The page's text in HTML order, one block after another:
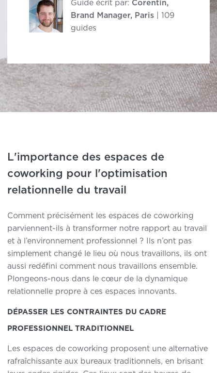
Guide écrit par: Corentin,
Brand Manager, Paris | 109
guides
L'importance des espaces de
coworking pour l'optimisation
relationnelle du travail
Comment précisément les espaces de coworking
parviennent-ils à transformer notre rapport au travail
et à l’environnement professionnel ? Ils n’ont pas
simplement changé le lieu où nous travaillons, ils ont
aussi redéfini comment nous travaillons ensemble.
Plongeons-nous dans le cœur de la dynamique
relationnelle propre à ces espaces innovants.
DÉPASSER LES CONTRAINTES DU CADRE
PROFESSIONNEL TRADITIONNEL
Les espaces de coworking proposent une alternative
rafraîchissante aux bureaux traditionnels, en brisant